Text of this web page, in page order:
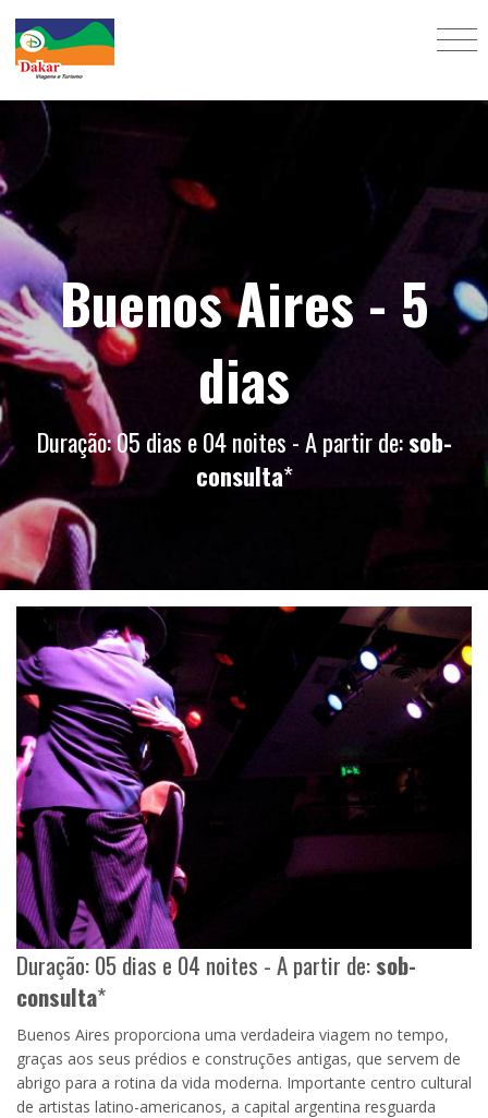
Buenos Aires - 5
dias
Duração: 05 dias e 04 noites - A partir de:sob-
consulta*
Duração: 05 dias e 04 noites - A partir de:sob-
consulta*
Buenos Aires proporciona uma verdadeira viagem no tempo,
graças aos seus prédios e construções antigas, que servem de
abrigo para a rotina da vida moderna. Importante centro cultural
de artistas latino-americanos, a capital argentina resguarda